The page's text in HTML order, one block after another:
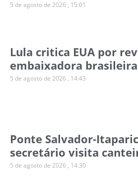
5 de agosto de 2026 15:01
Lula critica EUA por
embaixadora brasileira
5 de agosto de 2026 14:43
Ponte Salvador-
secretário visita
5 de agosto de 2026 14:30